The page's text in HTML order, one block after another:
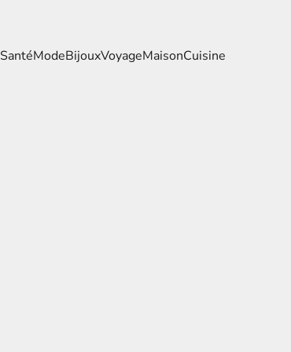
SantéModeBijouxVoyageMaisonCuisine